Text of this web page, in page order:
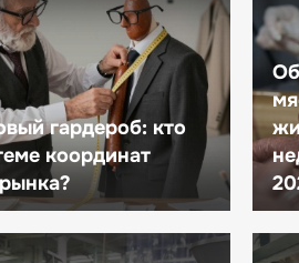
гардероб: кто
координат